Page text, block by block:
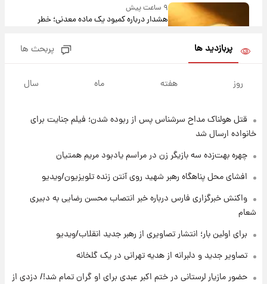
۹ ساعت پیش
هشدار درباره کمبود یک ماده معدنی؛ خطر
پی رفتن رامین رضاییان+ عکس
۹ ساعت پیش
۱۰ ساعت پیش
شوید+ فیلم
۱۰ ساعت پیش
+جدول
پربازدید ها پربحث ها
روز هفته ماه سال
قتل هولناک مداح سرشناس پس از ربوده شدن؛ فیلم جنایت برای
خانواده ارسال شد
چهره بهت‌زده سه بازیگر زن در مراسم یادبود مریم همتیان
افشای محل پناهگاه‌ رهبر شهید روی آنتن زنده تلویزیون/ویدیو
واکنش خبرگزاری فارس درباره خبر انتصاب محسن رضایی به دبیری
شعام
برای اولین بار؛ انتشار تصاویری از رهبر جدید انقلاب/ویدیو
تصاویر جدید و دلبرانه از هدیه تهرانی در یک گلخانه
حضور مازیار لرستانی در ختم اکبر عبدی برای او گران تمام شد!/ دزدی از